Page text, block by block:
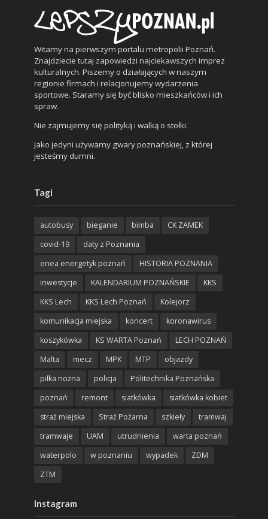
Witamy na pierwszym portalu metropolii Poznań.
Znajdziecie tutaj zapowiedzi najciekawszych imprez
kulturalnych. Piszemy o działających w naszym
regionie firmach i relacjonujemy wydarzenia
sportowe. Staramy się być blisko mieszkańców i ich
spraw.
Nie zajmujemy się polityką i walką o stołki.
Jako jedyni używamy gwary poznańskiej, z której
jesteśmy dumni.
Tagi
autobusy bieganie bimba
CK ZAMEK
covid-19
daty z Poznania
enea energetyk poznań
HISTORIA POZNANIA
inwestycje
KALENDARIUM POZNAŃSKIE
KKS
KKS Lech
KKS Lech Poznań
Kolejorz
komunikacja miejska
koncert
koronawirus
koszykówka
KS WARTA Poznań
LECH POZNAŃ
Malta
mecz MPK MTP
objazdy
piłka nożna
policja
Politechnika Poznańska
poznań
remont siatkówka
siatkówka kobiet
straż miejska
Straż Pożarna szkieły
tramwaj
tramwaje
UAM utrudnienia
warta poznań
waterpolo
w poznaniu wypadek
ZDM
ZTM
Instagram